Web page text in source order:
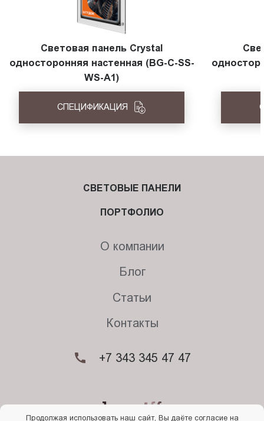
Световая панель Crystal
односторонняя настенная (BG-C-SS-
WS-A1)
СПЕЦИФИКАЦИЯ
СВЕТОВЫЕ ПАНЕЛИ
ПОРТФОЛИО
О компании
Блог
Статьи
Контакты
+7 343 345 47 47
Продолжая использовать наш сайт, Вы даёте согласие на